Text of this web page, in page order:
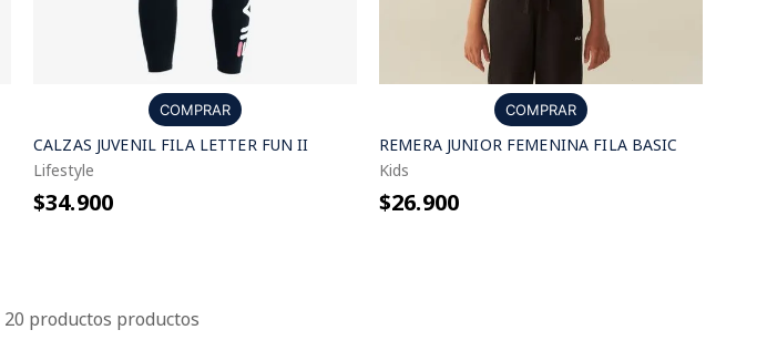
COMPRAR
CALZAS JUVENIL FILA LETTER FUN II
Lifestyle
$34.900
COMPRAR
REMERA JUNIOR FEMENINA FILA BASIC
Kids
$26.900
20 productos